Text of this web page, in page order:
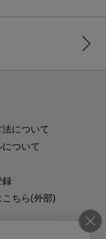
について
ついて
録
ちら(外部)